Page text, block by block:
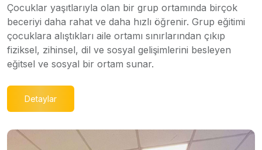
Çocuklar yaşıtlarıyla olan bir grup ortamında birçok
beceriyi daha rahat ve daha hızlı öğrenir. Grup eğitimi
çocuklara alıştıkları aile ortamı sınırlarından çıkıp
fiziksel, zihinsel, dil ve sosyal gelişimlerini besleyen
eğitsel ve sosyal bir ortam sunar.
Detaylar